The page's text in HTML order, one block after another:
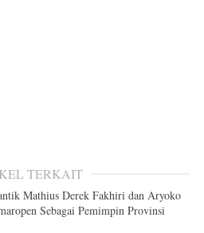
TERKAIT
Mathius Derek Fakhiri dan Aryoko
Sebagai Pemimpin Provinsi